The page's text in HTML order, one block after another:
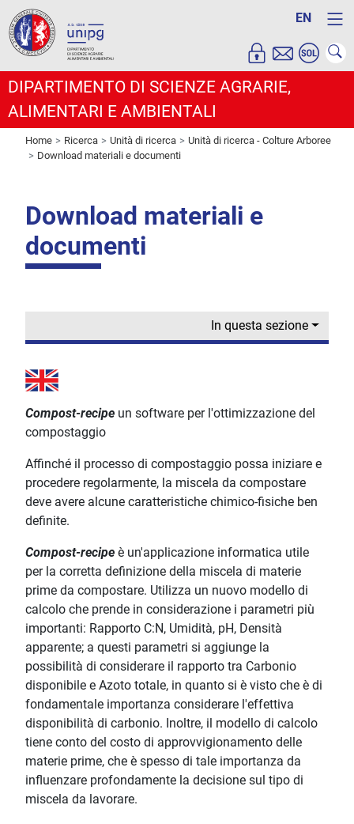
EN
DIPARTIMENTO DI SCIENZE AGRARIE,
ALIMENTARI E AMBIENTALI
Home Ricerca Unità di ricerca
Unità di ricerca - Colture Arboree
Download materiali e documenti
Download materiali e
documenti
In questa sezione
Compost-recipe un software per l'ottimizzazione del
compostaggio
Affinché il processo di compostaggio possa iniziare e
procedere regolarmente, la miscela da compostare
deve avere alcune caratteristiche chimico-fisiche ben
definite.
Compost-recipe è un'applicazione informatica utile
per la corretta definizione della miscela di materie
prime da compostare. Utilizza un nuovo modello di
calcolo che prende in considerazione i parametri più
importanti: Rapporto C:N, Umidità, pH, Densità
apparente; a questi parametri si aggiunge la
possibilità di considerare il rapporto tra Carbonio
disponibile e Azoto totale, in quanto si è visto che è di
fondamentale importanza considerare l'effettiva
disponibilità di carbonio. Inoltre, il modello di calcolo
tiene conto del costo di approvvigionamento delle
materie prime, che è spesso di tale importanza da
influenzare profondamente la decisione sul tipo di
miscela da lavorare.